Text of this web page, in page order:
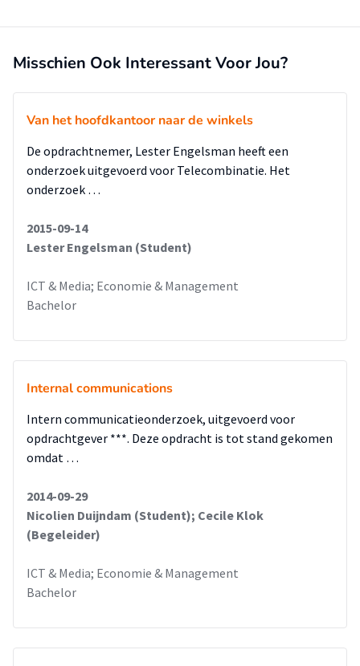
Misschien Ook Interessant Voor Jou?
Van het hoofdkantoor naar de winkels
De opdrachtnemer, Lester Engelsman heeft een
onderzoek uitgevoerd voor Telecombinatie. Het
onderzoek …
2015-09-14
Lester Engelsman (Student)
ICT & Media; Economie & Management
Bachelor
Internal communications
Intern communicatieonderzoek, uitgevoerd voor
opdrachtgever ***. Deze opdracht is tot stand gekomen
omdat …
2014-09-29
Nicolien Duijndam (Student); Cecile Klok
(Begeleider)
ICT & Media; Economie & Management
Bachelor